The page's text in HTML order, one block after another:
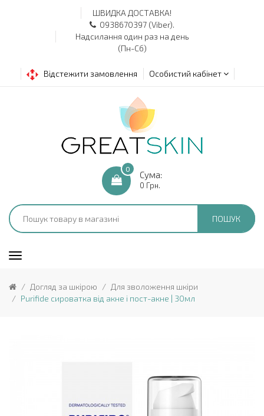
ШВИДКА ДОСТАВКА!
0938670397 (Viber).
Надсилання один раз на день
(Пн-Сб)
Відстежити замовлення Особистий кабінет
0
Сума:
0 Грн.
ПОШУК
Догляд за шкірою
Для зволоження шкіри
Purifide сироватка від акне і пост-акне | 30мл